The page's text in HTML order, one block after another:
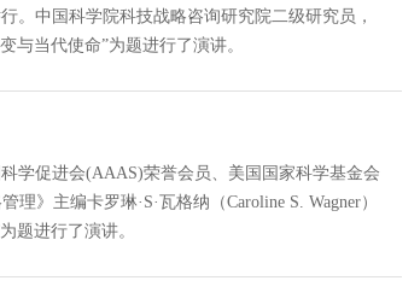
。中国科学院科技战略咨询研究院二级研究员，
与当代使命”为题进行了演讲。
学促进会(AAAS)荣誉会员、美国国家科学基金会
》主编卡罗琳·S·瓦格纳（Caroline S. Wagner）
题进行了演讲。